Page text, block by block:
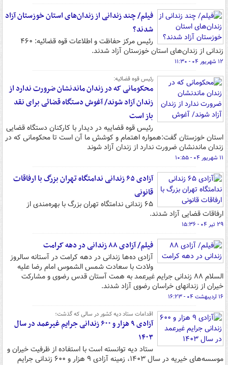
فیلم/ چند زندانی از زندان‌های استان خوزستان آزاد
شدند؟
رئیس مرکز حفاظت و اطلاعات قوه قضائیه: ۴۶۰
زندانی از زندان‌های استان خوزستان آزاد شدند.
۱۲ شهریور ۰۴ - ۱۱:۳۰
رئیس قوه قضائیه:
محکومانی که در زندان ماندنشان ضرورت ندارد از
زندان آزاد شوند/ آغوش دستگاه قضائی برای نقد
باز است
رئیس قوه قضاییه در دیدار با کارکنان دستگاه قضایی
استان خوزستان گفت:همواره اهتمام و کوشش ما آن است تا محکومانی که در
زندان ماندنشان ضرورت ندارد از زندان آزاد شوند
۱۱ شهریور ۰۴ - ۱۰:۵۵
آزادی ۶۵ زندانی ندامتگاه تهران بزرگ با ارفاقات
قانونی
۶۵ زندانی ندامتگاه تهران بزرگ با بهره‌مندی از
ارفاقات قضایی آزاد شدند.
۲۹ تیر ۰۴ - ۱۵:۳۶
فیلم/ آزادی ۸۸ زندانی در دهه کرامت
آزادی ده‌ها زندانی در دهه کرامت در آستانه سالروز
ولادت با سعادت شمس الشموس امام رضا علیه
السلام ۸۸ زندانی جرایم غیرعمد به همت آستان قدس رضوی و مشارکت
خیران از زندانهای خراسان رضوی آزاد شدند.
۱۶ اردیبهشت ۰۴ - ۱۶:۲۳
اقدامات ستاد دیه کشور در سالی که گذشت؛
آزادی ۹ هزار و ۶۰۰ زندانی جرایم غیرعمد در سال
۱۴۰۳
ستاد دیه توانسته است با استفاده از ظرفیت خیران و
موسسه‌های خیریه در سال ۱۴۰۳، زمینه آزادی ۹ هزار و ۶۰۰ زندانی جرایم